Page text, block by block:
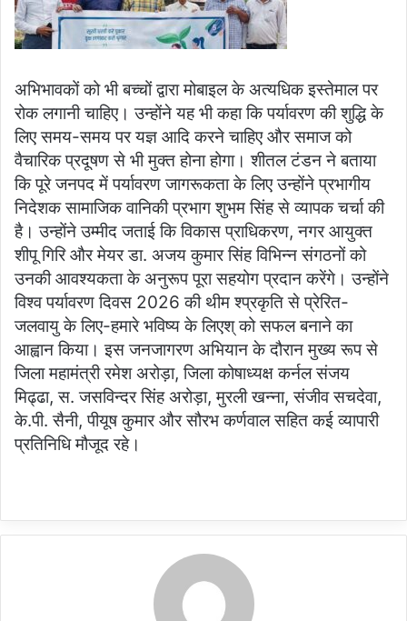
अभिभावकों को भी बच्चों द्वारा मोबाइल के अत्यधिक इस्तेमाल पर
रोक लगानी चाहिए। उन्होंने यह भी कहा कि पर्यावरण की शुद्धि के
लिए समय-समय पर यज्ञ आदि करने चाहिए और समाज को
वैचारिक प्रदूषण से भी मुक्त होना होगा। शीतल टंडन ने बताया
कि पूरे जनपद में पर्यावरण जागरूकता के लिए उन्होंने प्रभागीय
निदेशक सामाजिक वानिकी प्रभाग शुभम सिंह से व्यापक चर्चा की
है। उन्होंने उम्मीद जताई कि विकास प्राधिकरण, नगर आयुक्त
शीपू गिरि और मेयर डा. अजय कुमार सिंह विभिन्न संगठनों को
उनकी आवश्यकता के अनुरूप पूरा सहयोग प्रदान करेंगे। उन्होंने
विश्व पर्यावरण दिवस 2026 की थीम श्प्रकृति से प्रेरित-
जलवायु के लिए-हमारे भविष्य के लिएश् को सफल बनाने का
आह्वान किया। इस जनजागरण अभियान के दौरान मुख्य रूप से
जिला महामंत्री रमेश अरोड़ा, जिला कोषाध्यक्ष कर्नल संजय
मिढ्ढा, स. जसविन्दर सिंह अरोड़ा, मुरली खन्ना, संजीव सचदेवा,
के.पी. सैनी, पीयूष कुमार और सौरभ कर्णवाल सहित कई व्यापारी
प्रतिनिधि मौजूद रहे।